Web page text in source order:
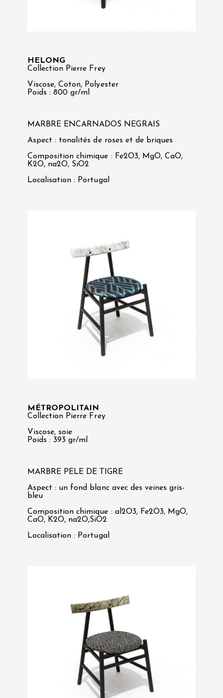
HELONG
Collection Pierre Frey
Viscose, Coton, Polyester
Poids : 800 gr/ml
MARBRE ENCARNADOS NEGRAIS
Aspect : tonalités de roses et de briques
Composition chimique : Fe2O3, MgO, CaO,
K2O, na2O, SiO2
Localisation : Portugal
MÉTROPOLITAIN
Collection Pierre Frey
Viscose, soie
Poids : 393 gr/ml
MARBRE PELE DE TIGRE
Aspect : un fond blanc avec des veines gris-
bleu
Composition chimique : al2O3, Fe2O3, MgO,
CaO, K2O, na2O,SiO2
Localisation : Portugal